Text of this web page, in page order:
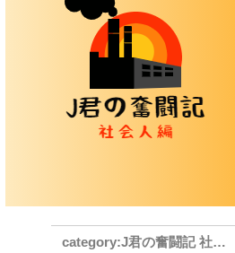
J君の奮闘記 社会人編